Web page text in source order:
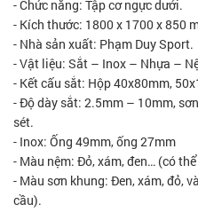
- Chức năng: Tập cơ ngực dưới.
- Kích thước: 1800 x 1700 x 850
- Nhà sản xuất: Phạm Duy Sport.
- Vật liệu: Sắt – Inox – Nhựa –
- Kết cấu sắt: Hộp 40x80mm,
- Độ dày sắt: 2.5mm – 10mm,
sét.
- Inox: Ống 49mm, ống 27mm
- Màu nệm: Đỏ, xám, đen… (có
- Màu sơn khung: Đen, xám, đỏ,
cầu).